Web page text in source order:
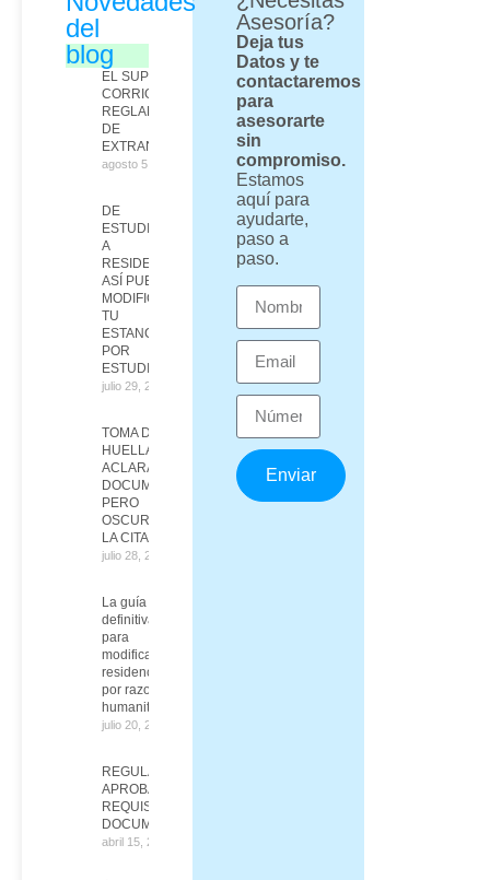
del
blog
EL SUPREMO
CORRIGE EL
REGLAMENTO
DE
EXTRANJERÍA
agosto 5, 2026
DE
ESTUDIANTE
A
RESIDENTE:
ASÍ PUEDES
MODIFICAR
TU
ESTANCIA
POR
ESTUDIOS
julio 29, 2026
TOMA DE
HUELLAS:
ACLARAN LOS
DOCUMENTOS,
PERO
OSCURECEN
LA CITA
julio 28, 2026
La guía
definitiva
para
modificar tu
residencia
por razones
humanitarias
julio 20, 2026
REGULARIZACIÓN
APROBADA:
REQUISITOS Y
DOCUMENTOS
abril 15, 2026
Asesoría?
Deja tus
Datos y te
contactaremos
para
asesorarte
sin
compromiso.
Estamos
aquí para
ayudarte,
paso a
paso.
Enviar